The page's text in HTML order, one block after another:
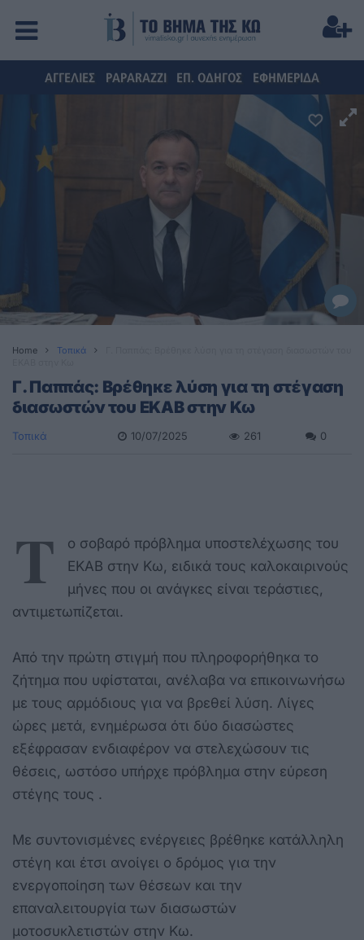
ΑΓΓΕΛΙΕΣ PAPARAZZI ΕΠ. ΟΔΗΓΟΣ ΕΦΗΜΕΡΙΔΑ
Home Τοπικά
Γ. Παππάς: Βρέθηκε λύση για τη στέγαση
διασωστών του ΕΚΑΒ στην Κω
Τοπικά 10/07/2025 261 0
Τ
ο σοβαρό πρόβλημα υποστελέχωσης του
ΕΚΑΒ στην Κω, ειδικά τους καλοκαιρινούς
μήνες που οι ανάγκες είναι τεράστιες,
αντιμετωπίζεται.
Από την πρώτη στιγμή που πληροφορήθηκα το
ζήτημα που υφίσταται, ανέλαβα να επικοινωνήσω
με τους αρμόδιους για να βρεθεί λύση. Λίγες
ώρες μετά, ενημέρωσα ότι δύο διασώστες
εξέφρασαν ενδιαφέρον να στελεχώσουν τις
θέσεις, ωστόσο υπήρχε πρόβλημα στην εύρεση
στέγης τους .
Με συντονισμένες ενέργειες βρέθηκε κατάλληλη
στέγη και έτσι ανοίγει ο δρόμος για την
ενεργοποίηση των θέσεων και την
επαναλειτουργία των διασωστών
μοτοσυκλετιστών στην Κω.